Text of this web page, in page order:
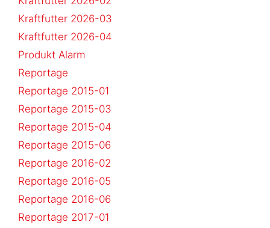
Kraftfutter 2026-03
Kraftfutter 2026-04
Produkt Alarm
Reportage
Reportage 2015-01
Reportage 2015-03
Reportage 2015-04
Reportage 2015-06
Reportage 2016-02
Reportage 2016-05
Reportage 2016-06
Reportage 2017-01